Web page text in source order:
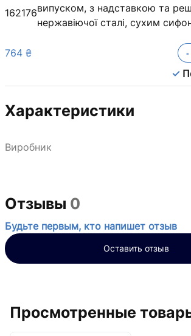
162176випуском, з надставкою та
нержавіючої сталі, сухим
764 ₴
-
Характеристики
Виробник
Отзывы 0
Будьте первым, кто напишет отзыв
Оставить отзыв
Просмотренные